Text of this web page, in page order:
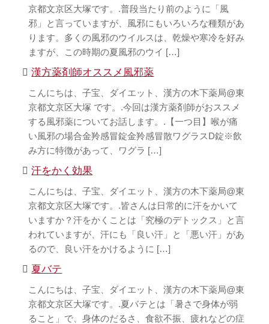
京都文京区大塚です。.普段当たり前のように「風
邪」と言っていますが、風邪にもいろいろな種類があ
ります。多くの風邪のウイルスは、乾燥や寒冷を好み
ますが、この時期の夏風邪のウイ […]
漢方薬剤師オススメ風邪薬
こんにちは、子宝、ダイエット、漢方の木下薬局@東
京都文京区大塚 です。.今回は漢方薬剤師がおススメ
する風邪薬についてお話します。.【一つ目】喉が痛
い風邪の場合金羚感冒錠金羚感冒散ワグラスD錠※飲
み方に特徴があって、ワグラ […]
汗をかく効果
こんにちは、子宝、ダイエット、漢方の木下薬局@東
京都文京区大塚です。.皆さんは日常的に汗をかいて
いますか？汗をかくことは「究極のデトックス」と言
われていますが、汗にも「良い汗」と「悪い汗」があ
るので、良い汗をかけるように […]
夏バテ
こんにちは、子宝、ダイエット、漢方の木下薬局@東
京都文京区大塚です。.夏バテとは「暑さで身体が弱
ること」で、身体のだるさ、食欲不振、疲れなどの症